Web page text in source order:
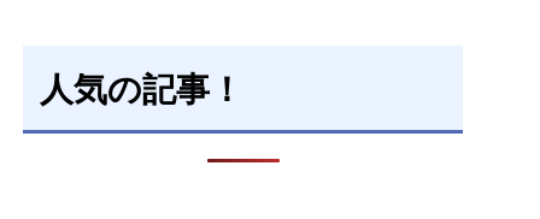
人気の記事！